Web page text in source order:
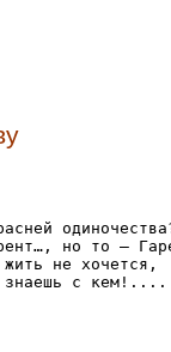
но то –
не хочется,